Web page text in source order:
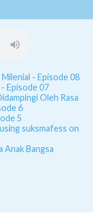
- Episode 08
Episode 07
Oleh Rasa
6
5
suksmafess on
Anak Bangsa